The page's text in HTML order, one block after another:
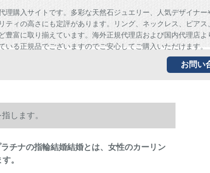
理購入サイトです。多彩な天然石ジュエリー、人気デザイナー
ティの高さにも定評があります。リング、ネックレス、ピアス
豊富に取り揃えています。海外正規代理店および国内代理店よ
いる正規品でございますのでご安心してご購入いただけます。
お問い
します。
チナの指輪結婚結婚とは、女性のカーリン
。